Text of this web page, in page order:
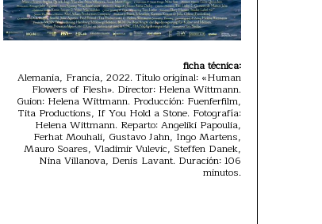
ficha técnica:
Alemania, Francia, 2022. Título original: «Human
Flowers of Flesh». Director: Helena Wittmann.
Guion: Helena Wittmann. Producción: Fuenferfilm,
Tita Productions, If You Hold a Stone. Fotografía:
Helena Wittmann. Reparto: Angeliki Papoulia,
Ferhat Mouhali, Gustavo Jahn, Ingo Martens,
Mauro Soares, Vladimir Vulevic, Steffen Danek,
Nina Villanova, Denis Lavant. Duración: 106
minutos.